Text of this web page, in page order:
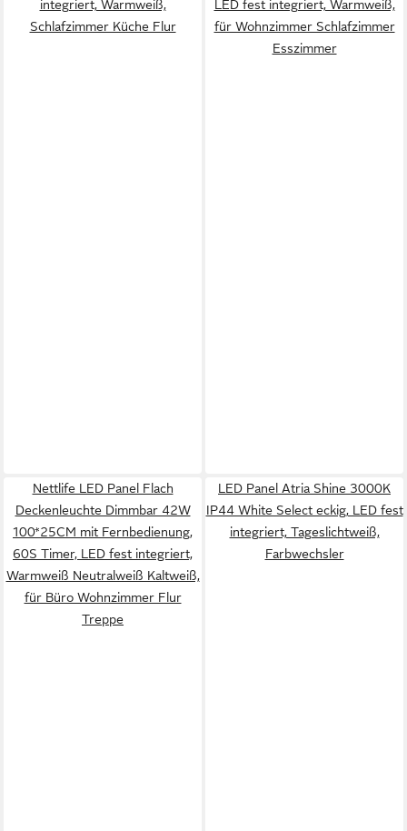
integriert, Warmweiß,
Schlafzimmer Küche Flur
LED fest integriert, Warmweiß,
für Wohnzimmer Schlafzimmer
Esszimmer
Nettlife LED Panel Flach
Deckenleuchte Dimmbar 42W
100*25CM mit Fernbedienung,
60S Timer, LED fest integriert,
Warmweiß Neutralweiß Kaltweiß,
für Büro Wohnzimmer Flur
Treppe
LED Panel Atria Shine 3000K
IP44 White Select eckig, LED fest
integriert, Tageslichtweiß,
Farbwechsler